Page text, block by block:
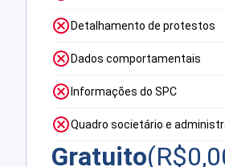
Detalhamento de protestos
Dados comportamentais
Informações do SPC
Quadro societário e
Gratuito(R$